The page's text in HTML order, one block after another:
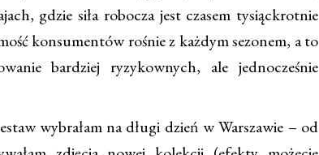
gdzie siła robocza jest czasem tysiąckrotnie
konsumentów rośnie z każdym sezonem, a to
bardziej ryzykownych, ale jednocześnie
wybrałam na długi dzień w Warszawie – od